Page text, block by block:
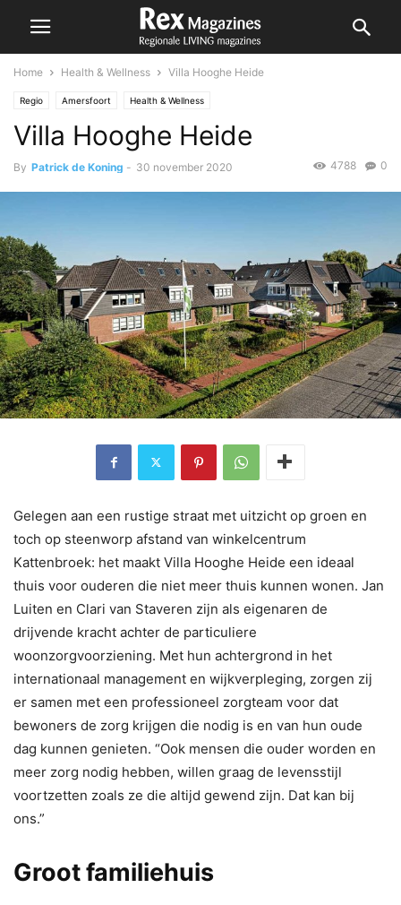
Home Health & Wellness Villa Hooghe Heide
Regio Amersfoort Health & Wellness
Villa Hooghe Heide
By Patrick de Koning - 30 november 2020 0
4788
Gelegen aan een rustige straat met uitzicht op groen en
toch op steenworp afstand van winkelcentrum
Kattenbroek: het maakt Villa Hooghe Heide een ideaal
thuis voor ouderen die niet meer thuis kunnen wonen. Jan
Luiten en Clari van Staveren zijn als eigenaren de
drijvende kracht achter de particuliere
woonzorgvoorziening. Met hun achtergrond in het
internationaal management en wijkverpleging, zorgen zij
er samen met een professioneel zorgteam voor dat
bewoners de zorg krijgen die nodig is en van hun oude
dag kunnen genieten. “Ook mensen die ouder worden en
meer zorg nodig hebben, willen graag de levensstijl
voortzetten zoals ze die altijd gewend zijn. Dat kan bij
ons.”
Groot familiehuis